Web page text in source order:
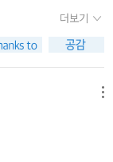
고 광폭하게 돌아
도 그리고 그 행동
. 그래서 에이해브
은 원래부터 없
지도 안식처도 없
같은 분노도 증
루만에 다 읽는데
분들도 계시겠지만
감상을 적을 책과
>이 같은 책이듯, <
에 읽은 탓이었을까
고 있을 모비 딕
막한 느낌을 안겨
더보기